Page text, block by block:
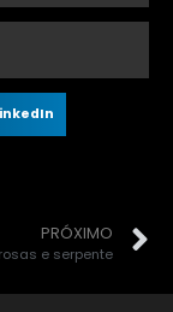
PRÓXIMO
e serpente